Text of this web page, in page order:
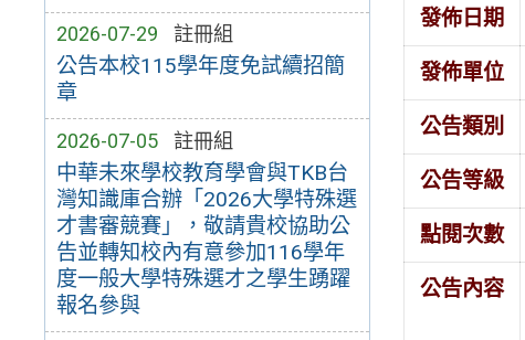
2026-07-29 註冊組
公告本校115學年度免試續招簡
章
2026-07-05 註冊組
中華未來學校教育學會與TKB台
灣知識庫合辦「2026大學特殊選
才書審競賽」，敬請貴校協助公
告並轉知校內有意參加116學年
度一般大學特殊選才之學生踴躍
報名參與
發佈日期
發佈單位
公告類別
公告等級
點閱次數
公告內容